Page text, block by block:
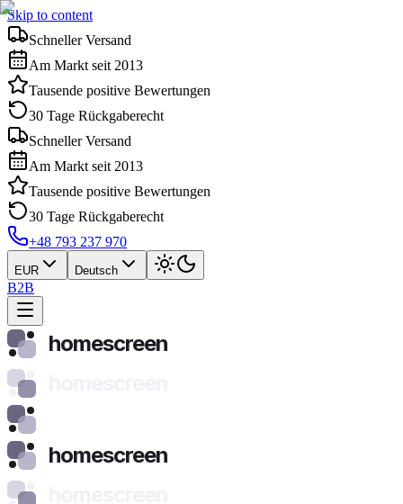
Skip to content
Schneller Versand
Am Markt seit 2013
Tausende positive Bewertungen
30 Tage Rückgaberecht
Schneller Versand
Am Markt seit 2013
Tausende positive Bewertungen
30 Tage Rückgaberecht
+48 793 237 970
EUR Deutsch
B2B
homescreen
homescreen